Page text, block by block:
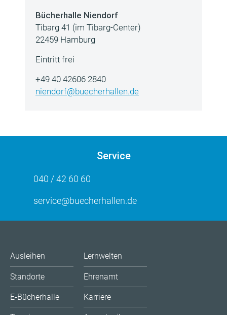
Bücherhalle Niendorf
Tibarg 41 (im Tibarg-Center)
22459 Hamburg
Eintritt frei
+49 40 42606 2840
niendorf@buecherhallen.de
Service
040 / 42 60 60
service@buecherhallen.de
Ausleihen
Standorte
E-Bücherhalle
Lernwelten
Ehrenamt
Karriere